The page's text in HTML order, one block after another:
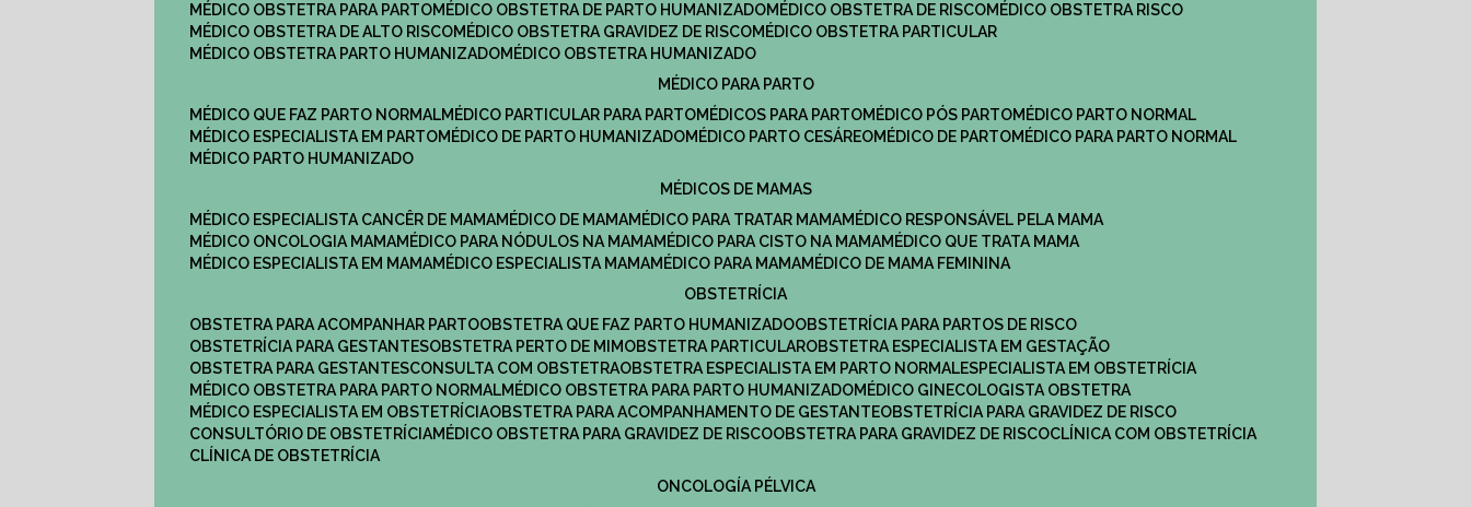
MÉDICO OBSTETRA PARA PARTO
MÉDICO OBSTETRA DE PARTO HUMANIZADO MÉDICO OBSTETRA DE RISCO
MÉDICO OBSTETRA RISCO
MÉDICO OBSTETRA DE ALTO RISCO
MÉDICO OBSTETRA GRAVIDEZ DE RISCO
MÉDICO OBSTETRA PARTICULAR
MÉDICO OBSTETRA PARTO HUMANIZADO
MÉDICO OBSTETRA HUMANIZADO
MÉDICO PARA PARTO
MÉDICO QUE FAZ PARTO NORMAL
MÉDICO PARTICULAR PARA PARTO MÉDICOS PARA PARTO MÉDICO PÓS PARTO
MÉDICO PARTO NORMAL
MÉDICO ESPECIALISTA EM PARTO
MÉDICO DE PARTO HUMANIZADO MÉDICO PARTO CESÁREO MÉDICO DE PARTO
MÉDICO PARA PARTO NORMAL
MÉDICO PARTO HUMANIZADO
MÉDICOS DE MAMAS
MÉDICO ESPECIALISTA CANCÊR DE MAMA
MÉDICO DE MAMA MÉDICO PARA TRATAR MAMA
MÉDICO RESPONSÁVEL PELA MAMA
MÉDICO ONCOLOGIA MAMA
MÉDICO PARA NÓDULOS NA MAMA MÉDICO PARA CISTO NA MAMA
MÉDICO QUE TRATA MAMA
MÉDICO ESPECIALISTA EM MAMA
MÉDICO ESPECIALISTA MAMA MÉDICO PARA MAMA
MÉDICO DE MAMA FEMININA
OBSTETRÍCIA
OBSTETRA PARA ACOMPANHAR PARTO
OBSTETRA QUE FAZ PARTO HUMANIZADO
OBSTETRÍCIA PARA PARTOS DE RISCO
OBSTETRÍCIA PARA GESTANTES
OBSTETRA PERTO DE MIM OBSTETRA PARTICULAR
OBSTETRA ESPECIALISTA EM GESTAÇÃO
OBSTETRA PARA GESTANTES
CONSULTA COM OBSTETRA OBSTETRA ESPECIALISTA EM PARTO NORMAL ESPECIALISTA EM OBSTETRÍCIA
MÉDICO OBSTETRA PARA PARTO NORMAL
MÉDICO OBSTETRA PARA PARTO HUMANIZADO
MÉDICO GINECOLOGISTA OBSTETRA
MÉDICO ESPECIALISTA EM OBSTETRÍCIA
OBSTETRA PARA ACOMPANHAMENTO DE GESTANTE
OBSTETRÍCIA PARA GRAVIDEZ DE RISCO
CONSULTÓRIO DE OBSTETRÍCIA
MÉDICO OBSTETRA PARA GRAVIDEZ DE RISCO OBSTETRA PARA GRAVIDEZ DE RISCO
CLÍNICA COM OBSTETRÍCIA
CLÍNICA DE OBSTETRÍCIA
ONCOLOGÍA PÉLVICA